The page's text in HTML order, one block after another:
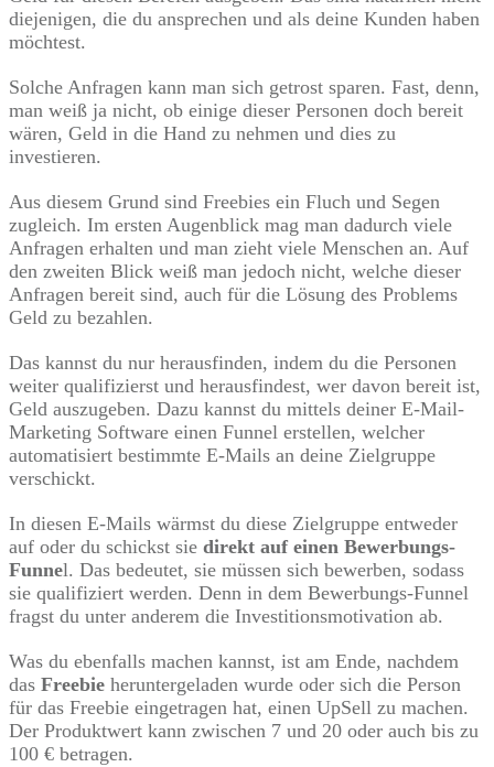
diejenigen, die du ansprechen und als deine Kunden haben
möchtest.
Solche Anfragen kann man sich getrost sparen. Fast, denn,
man weiß ja nicht, ob einige dieser Personen doch bereit
wären, Geld in die Hand zu nehmen und dies zu
investieren.
Aus diesem Grund sind Freebies ein Fluch und Segen
zugleich. Im ersten Augenblick mag man dadurch viele
Anfragen erhalten und man zieht viele Menschen an. Auf
den zweiten Blick weiß man jedoch nicht, welche dieser
Anfragen bereit sind, auch für die Lösung des Problems
Geld zu bezahlen.
Das kannst du nur herausfinden, indem du die Personen
weiter qualifizierst und herausfindest, wer davon bereit ist,
Geld auszugeben. Dazu kannst du mittels deiner E-Mail-
Marketing Software einen Funnel erstellen, welcher
automatisiert bestimmte E-Mails an deine Zielgruppe
verschickt.
In diesen E-Mails wärmst du diese Zielgruppe entweder
auf oder du schickst sie direkt auf einen Bewerbungs-
Funnel. Das bedeutet, sie müssen sich bewerben, sodass
sie qualifiziert werden. Denn in dem Bewerbungs-Funnel
fragst du unter anderem die Investitionsmotivation ab.
Was du ebenfalls machen kannst, ist am Ende, nachdem
das Freebie heruntergeladen wurde oder sich die Person
für das Freebie eingetragen hat, einen UpSell zu machen.
Der Produktwert kann zwischen 7 und 20 oder auch bis zu
100 € betragen.